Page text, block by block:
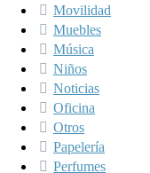
Movilidad
Muebles
Música
Niños
Noticias
Oficina
Otros
Papelería
Perfumes